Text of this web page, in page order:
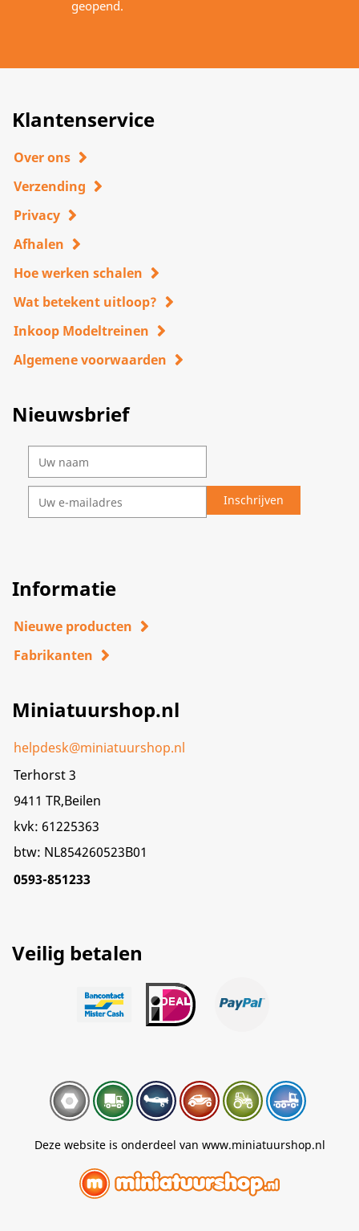
geopend.
Klantenservice
Over ons
Verzending
Privacy
Afhalen
Hoe werken schalen
Wat betekent uitloop?
Inkoop Modeltreinen
Algemene voorwaarden
Nieuwsbrief
Informatie
Nieuwe producten
Fabrikanten
Miniatuurshop.nl
helpdesk@miniatuurshop.nl
Terhorst 3
9411 TR,Beilen
kvk: 61225363
btw: NL854260523B01
0593-851233
Veilig betalen
Deze website is onderdeel van www.miniatuurshop.nl